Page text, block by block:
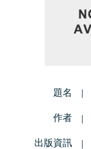
題名
作者
出版資訊